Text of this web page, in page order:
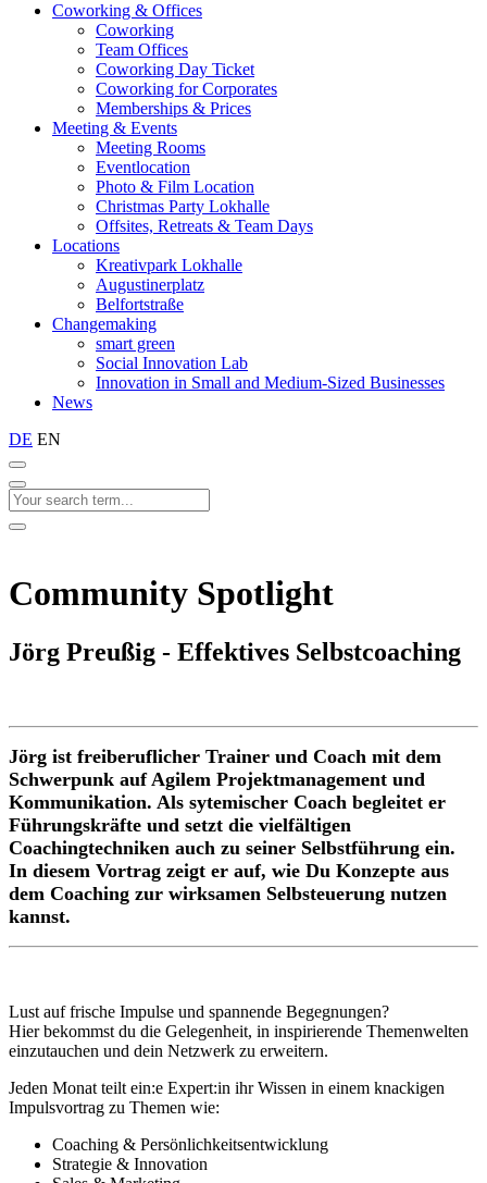
Coworking & Offices
Coworking
Team Offices
Coworking Day Ticket
Coworking for Corporates
Memberships & Prices
Meeting & Events
Meeting Rooms
Eventlocation
Photo & Film Location
Christmas Party Lokhalle
Offsites, Retreats & Team Days
Locations
Kreativpark Lokhalle
Augustinerplatz
Belfortstraße
Changemaking
smart green
Social Innovation Lab
Innovation in Small and Medium-Sized Businesses
News
DE EN
Community Spotlight
Jörg Preußig - Effektives Selbstcoaching
Jörg ist freiberuflicher Trainer und Coach mit dem
Schwerpunk auf Agilem Projektmanagement und
Kommunikation. Als sytemischer Coach begleitet er
Führungskräfte und setzt die vielfältigen
Coachingtechniken auch zu seiner Selbstführung ein.
In diesem Vortrag zeigt er auf, wie Du Konzepte aus
dem Coaching zur wirksamen Selbsteuerung nutzen
kannst.
Lust auf frische Impulse und spannende Begegnungen?
Hier bekommst du die Gelegenheit, in inspirierende Themenwelten
einzutauchen und dein Netzwerk zu erweitern.
Jeden Monat teilt ein:e Expert:in ihr Wissen in einem knackigen
Impulsvortrag zu Themen wie:
Coaching & Persönlichkeitsentwicklung
Strategie & Innovation